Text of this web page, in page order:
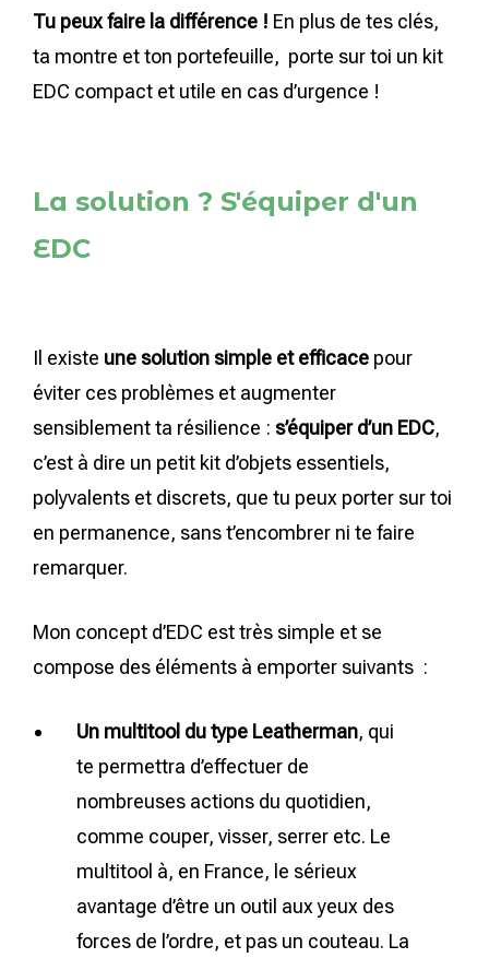
Tu peux faire la différence ! En plus de tes clés,
ta montre et ton portefeuille, porte sur toi un kit
EDC compact et utile en cas d’urgence !
La solution ? S'équiper d'un
EDC
Il existe une solution simple et efficace pour
éviter ces problèmes et augmenter
sensiblement ta résilience : s’équiper d’un EDC,
c’est à dire un petit kit d’objets essentiels,
polyvalents et discrets, que tu peux porter sur toi
en permanence, sans t’encombrer ni te faire
remarquer.
Mon concept d’EDC est très simple et se
compose des éléments à emporter suivants :
Un multitool du type Leatherman, qui
te permettra d’effectuer de
nombreuses actions du quotidien,
comme couper, visser, serrer etc. Le
multitool à, en France, le sérieux
avantage d’être un outil aux yeux des
forces de l’ordre, et pas un couteau. La